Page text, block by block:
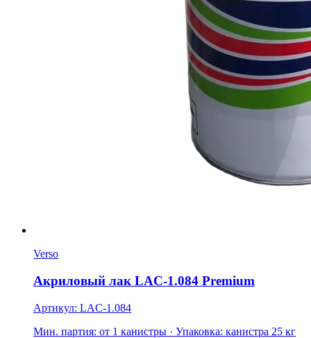
Verso
Акриловый лак LAC-1.084 Premium
Артикул: LAC-1.084
Мин. партия: от 1 канистры · Упаковка: канистра 25 кг